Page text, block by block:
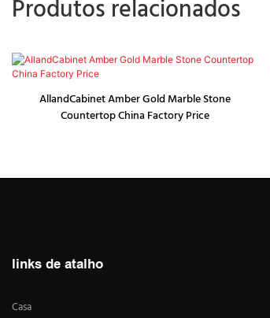
Produtos relacionados
AllandCabinet Amber Gold Marble Stone
Countertop China Factory Price
links de atalho
Casa